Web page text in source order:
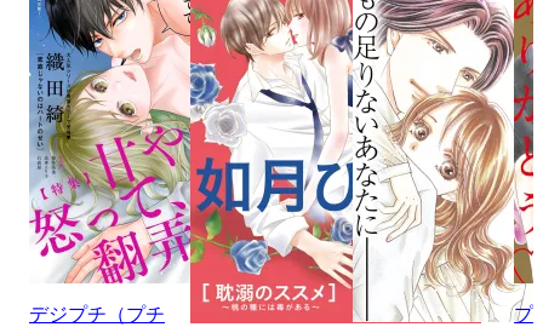
デジプチ（プチ
プ